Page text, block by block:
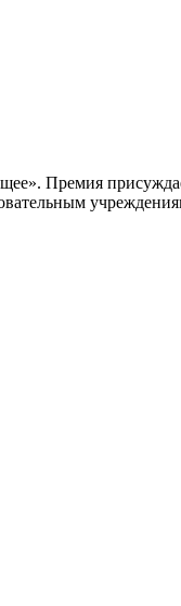
Премия